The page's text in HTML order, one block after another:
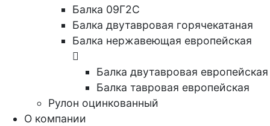
Балка 09Г2С
Балка двутавровая горячекатаная
Балка нержавеющая европейская
Балка двутавровая европейская
Балка тавровая европейская
Рулон оцинкованный
О компании